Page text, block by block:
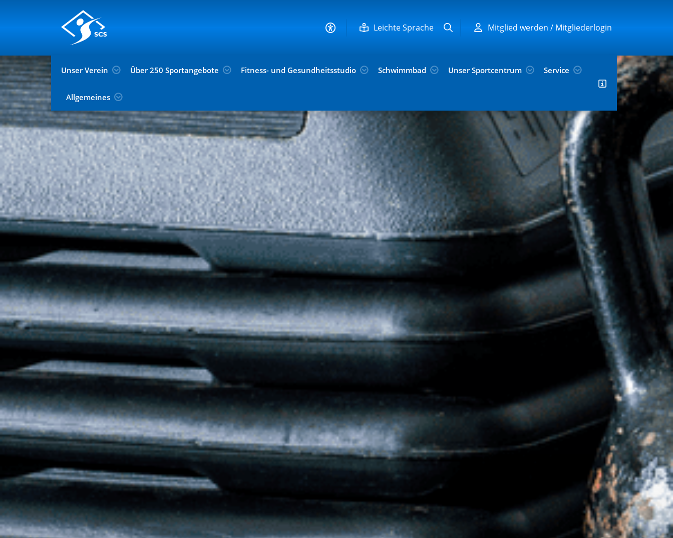
Leichte Sprache Mitglied werden / Mitgliederlogin
Unser Verein Über 250 Sportangebote Fitness- und Gesundheitsstudio Schwimmbad Unser Sportcentrum Service
Allgemeines
Geschäftsstelle
Sport Club Siemensstadt Berlin e.V.
Buolstr. 14
13629 Berlin
info@scs-berlin.de
Unser Verein
Öffnungszeiten
Das sind wir
Deine Mitgliedschaft